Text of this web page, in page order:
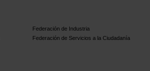
Federación de Industria
Federación de Servicios a la Ciudadanía